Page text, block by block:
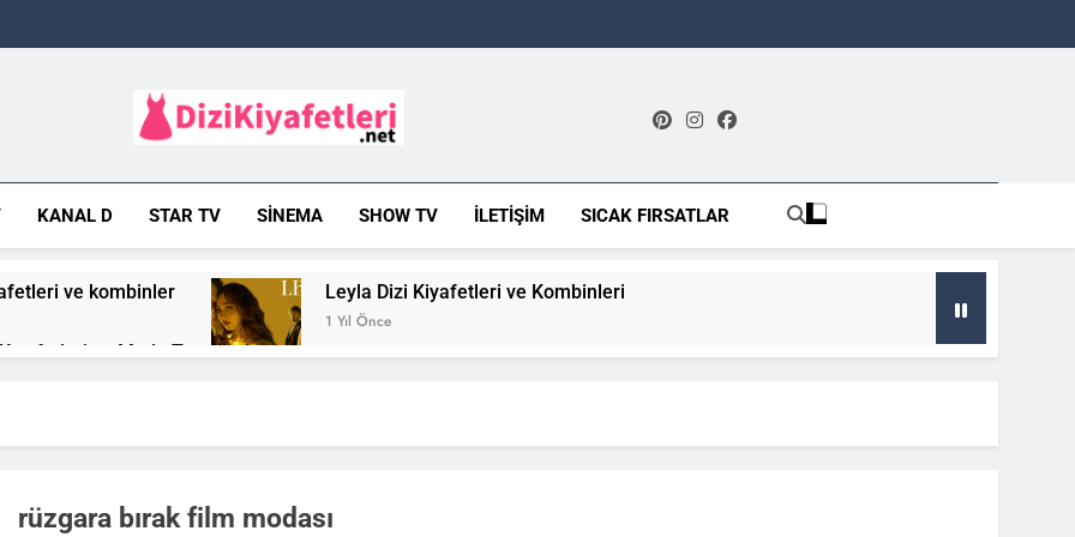
DiziKiyafetleri.net
Dizi Modası, Dizi Sponsorları
KANAL D STAR TV SINEMA SHOW TV İLETIŞIM SICAK FIRSATLAR
ve kombinler Leyla Dizi Kiyafetleri ve Kombinleri
1 Yıl Önce
ve Moda Trendleri
Kiyafetleri ve Oyuncu Stilleri
rüzgara bırak film modası